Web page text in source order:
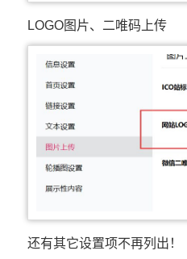
LOGO图片、二唯码上传
还有其它设置项不再列出！